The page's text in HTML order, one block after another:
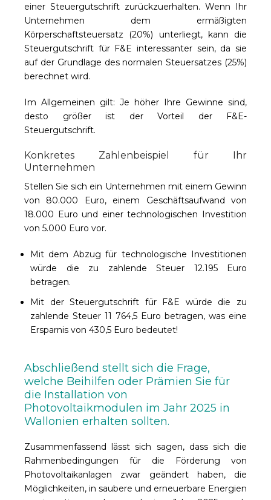
einer Steuergutschrift zurückzuerhalten. Wenn Ihr
Unternehmen dem ermäßigten
Körperschaftsteuersatz (20%) unterliegt, kann die
Steuergutschrift für F&E interessanter sein, da sie
auf der Grundlage des normalen Steuersatzes (25%)
berechnet wird.
Im Allgemeinen gilt: Je höher Ihre Gewinne sind,
desto größer ist der Vorteil der F&E-
Steuergutschrift.
Konkretes Zahlenbeispiel für Ihr
Unternehmen
Stellen Sie sich ein Unternehmen mit einem Gewinn
von 80.000 Euro, einem Geschäftsaufwand von
18.000 Euro und einer technologischen Investition
von 5.000 Euro vor.
Mit dem Abzug für technologische Investitionen
würde die zu zahlende Steuer 12.195 Euro
betragen.
Mit der Steuergutschrift für F&E würde die zu
zahlende Steuer 11 764,5 Euro betragen, was eine
Ersparnis von 430,5 Euro bedeutet!
Abschließend stellt sich die Frage,
welche Beihilfen oder Prämien Sie für
die Installation von
Photovoltaikmodulen im Jahr 2025 in
Wallonien erhalten sollten.
Zusammenfassend lässt sich sagen, dass sich die
Rahmenbedingungen für die Förderung von
Photovoltaikanlagen zwar geändert haben, die
Möglichkeiten, in saubere und erneuerbare Energien